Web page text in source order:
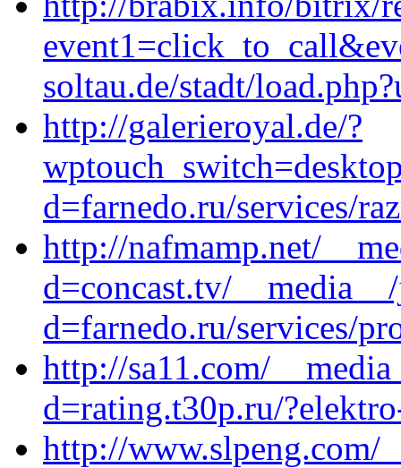
soltau.de/stadt/
http://galerieroyal.de/?
d=farnedo.ru/services/
http://nafmamp.net/
d=concast.tv/
d=farnedo.ru/services/
http://sa11.com/
d=rating.t30p.ru/
http://www.slpeng.com/